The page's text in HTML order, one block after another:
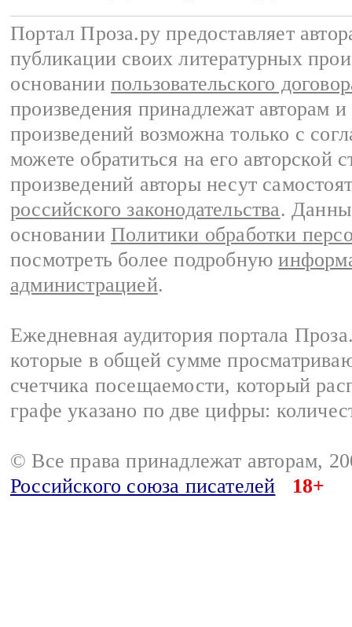
Портал Проза.ру предоставляет
публикации своих литературных
основании пользовательского
произведения принадлежат авторам
произведений возможна только с
можете обратиться на его авторской
произведений авторы несут
российского законодательства.
основании Политики обработки
посмотреть более подробную
администрацией.
Ежедневная аудитория портала
которые в общей сумме
счетчика посещаемости, который
графе указано по две цифры:
© Все права принадлежат авторам,
Российского союза писателей
18+